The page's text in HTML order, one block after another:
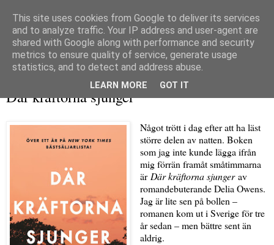
Där kräftorna sjunger
Något trött i dag efter att ha läst
större delen av natten. Boken
som jag inte kunde lägga ifrån
mig förrän framåt småtimmarna
är Där kräftorna sjungerav
romandebuterande Delia Owens.
Jag är lite sen på bollen –
romanen kom ut i Sverige för tre
år sedan – men bättre sent än
aldrig.
This site uses cookies from Google to deliver its services
and to analyze traffic. Your IP address and user-agent are
shared with Google along with performance and security
metrics to ensure quality of service, generate usage
statistics, and to detect and address abuse.
LEARN MORE GOT IT